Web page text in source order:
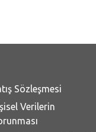
Sözleşmesi
Verilerin